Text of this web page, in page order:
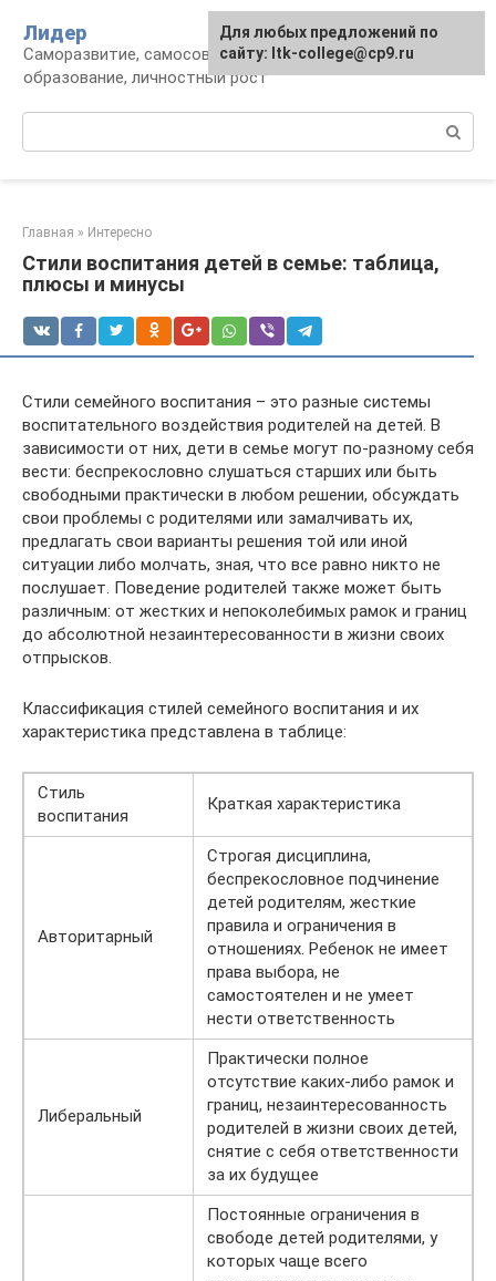
контенту
Лидер
Саморазвитие, самосовершенствование,
образование, личностный рост
Главная » Интересно
Стили воспитания детей в семье: таблица,
плюсы и минусы
Стили семейного воспитания – это разные системы
воспитательного воздействия родителей на детей. В
зависимости от них, дети в семье могут по-разному себя
вести: беспрекословно слушаться старших или быть
свободными практически в любом решении, обсуждать
свои проблемы с родителями или замалчивать их,
предлагать свои варианты решения той или иной
ситуации либо молчать, зная, что все равно никто не
послушает. Поведение родителей также может быть
различным: от жестких и непоколебимых рамок и границ
до абсолютной незаинтересованности в жизни своих
отпрысков.
Классификация стилей семейного воспитания и их
характеристика представлена в таблице:
Стиль
воспитания
Краткая характеристика
Авторитарный
Строгая дисциплина,
беспрекословное подчинение
детей родителям, жесткие
правила и ограничения в
отношениях. Ребенок не имеет
права выбора, не
самостоятелен и не умеет
нести ответственность
Либеральный
Практически полное
отсутствие каких-либо рамок и
границ, незаинтересованность
родителей в жизни своих детей,
снятие с себя ответственности
за их будущее
Постоянные ограничения в
свободе детей родителями, у
которых чаще всего
Для любых предложений по
сайту: ltk-college@cp9.ru